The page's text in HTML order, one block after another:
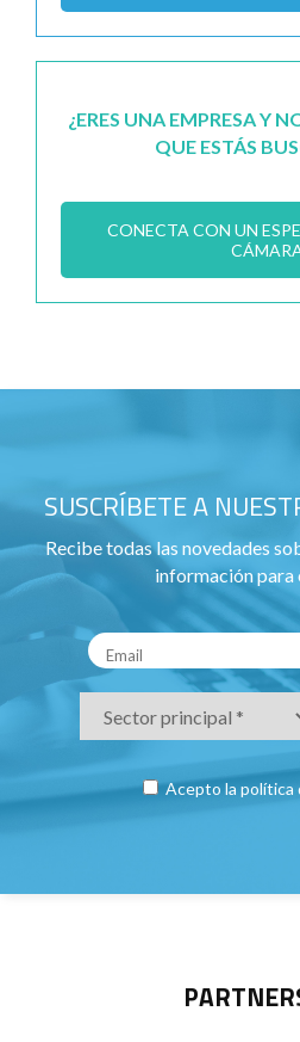
¿ERES UNA EMPRESA Y
QUE ESTÁS
CONECTA CON UN
SUSCRÍBETE A
Recibe todas las novedades
información para
Acepto la política